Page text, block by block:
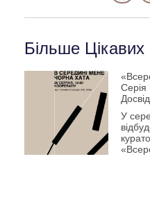
Більше
Серія
У